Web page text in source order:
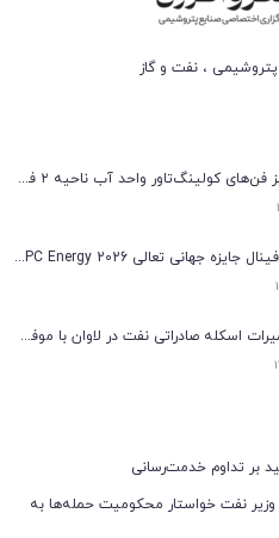
، نفت و گاز
بازگشت موفقیت‌آمیز فن‌های کولینگ‌تاور واحد آب ناحیه ۲ فجر انرژی به مدار تولید
پتروشیمی نوری به فینال جایزه جهانی تعالی WPC Energy 2026 رسید
عملیات پیچیده تعمیرات اسکله صادراتی نفت در لاوان با موفقیت انجام شد
بر تداوم خدمت‌رسانی
وزیر نفت خواستار محکومیت حمله‌ها به